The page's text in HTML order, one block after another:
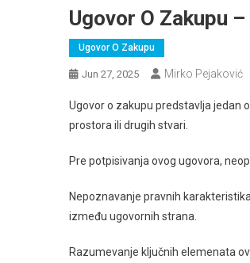
Ugovor O Zakupu
Ugovor O Zakupu
Jun 27, 2025 Mirko Pejaković
Ugovor o zakupu predstavlja jedan
prostora ili drugih stvari.
Pre potpisivanja ovog ugovora,
Nepoznavanje pravnih
između ugovornih strana.
Razumevanje ključnih elemenata